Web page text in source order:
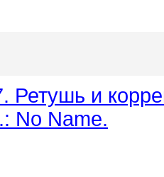
Ретушь и
No Name.